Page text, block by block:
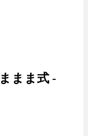
まま式 -